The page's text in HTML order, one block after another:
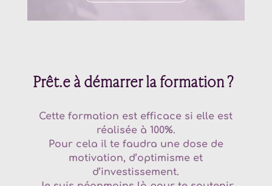
Prêt.e à démarrer la formation ?
Cette formation est efficace si elle est
réalisée à 100%.
Pour cela il te faudra une dose de
motivation, d’optimisme et
d’investissement.